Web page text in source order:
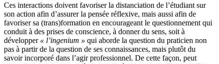
Ces interactions doivent favoriser la distanciation de l’étudiant sur
son action afin d’assurer la pensée réflexive, mais aussi afin de
favoriser sa (trans)formation en encourageant le questionnement qui
conduit à des prises de conscience, à donner du sens, soit à
développer « l’ingenium » qui aborde la question du praticien non
pas à partir de la question de ses connaissances, mais plutôt du
savoir incorporé dans l’agir professionnel. De cette façon, peut